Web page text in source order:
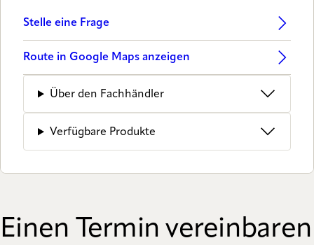
Stelle eine Frage
Route in Google Maps anzeigen
Über den Fachhändler
Verfügbare Produkte
Einen Termin vereinbaren